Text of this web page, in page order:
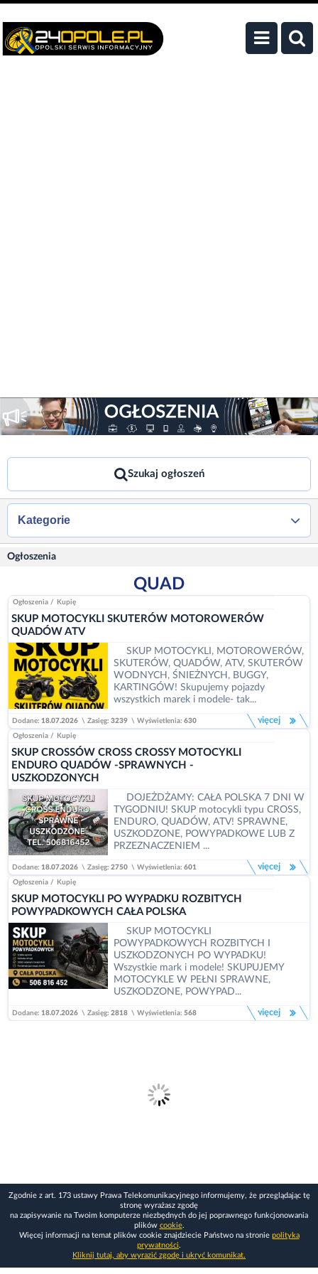
Szukaj ogłoszeń
Kategorie
Ogłoszenia
QUAD
Ogłoszenia / Kupię
SKUP MOTOCYKLI SKUTERÓW MOTOROWERÓW
QUADÓW ATV
SKUP MOTOCYKLI, MOTOROWERÓW,
SKUTERÓW, QUADÓW, ATV, SKUTERÓW
WODNYCH, ŚNIEŻNYCH, BUGGY,
KARTINGÓW! Skupujemy pojazdy
wszystkich marek i modele- tak...
Dodane:18.07.2026 \ Zasięg:3239 \ Wyświetlenia:630 więcej
Ogłoszenia / Kupię
SKUP CROSSÓW CROSS CROSSY MOTOCYKLI
ENDURO QUADÓW -SPRAWNYCH -
USZKODZONYCH
DOJEŻDŻAMY: CAŁA POLSKA 7 DNI W
TYGODNIU! SKUP motocykli typu CROSS,
ENDURO, QUADÓW, ATV! SPRAWNE,
USZKODZONE, POWYPADKOWE LUB Z
PRZEZNACZENIEM ...
Dodane:18.07.2026 \ Zasięg:2750 \ Wyświetlenia:601 więcej
Ogłoszenia / Kupię
SKUP MOTOCYKLI PO WYPADKU ROZBITYCH
POWYPADKOWYCH CAŁA POLSKA
SKUP MOTOCYKLI
POWYPADKOWYCH ROZBITYCH I
USZKODZONYCH PO WYPADKU!
Wszystkie mark i modele! SKUPUJEMY
MOTOCYKLE W PEŁNI SPRAWNE,
USZKODZONE, POWYPAD...
Dodane:18.07.2026 \ Zasięg:2818 \ Wyświetlenia:568 więcej
Zgodnie z art. 173 ustawy Prawa Telekomunikacyjnego informujemy, że przeglądając tę
stronę wyrażasz zgodę
na zapisywanie na Twoim komputerze niezbędnych do jej poprawnego funkcjonowania
plików cookie.
Więcej informacji na temat plików cookie znajdziecie Państwo na stronie polityka
prywatności.
Kliknij tutaj, aby wyrazić zgodę i ukryć komunikat.